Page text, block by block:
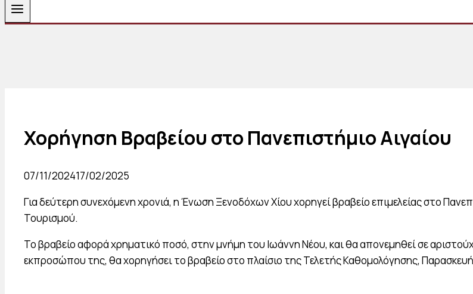
Χορήγηση Βραβείου στο Πανεπιστήμιο Αιγαίου
07/11/202417/02/2025
Για δεύτερη συνεχόμενη χρονιά, η Ένωση Ξενοδόχων Χίου χορηγεί βραβείο επιμελείας στο
Τουρισμού.
Το βραβείο αφορά χρηματικό ποσό, στην μνήμη του Ιωάννη Νέου, και θα απονεμηθεί σε
εκπροσώπου της, θα χορηγήσει το βραβείο στο πλαίσιο της Τελετής Καθομολόγησης,